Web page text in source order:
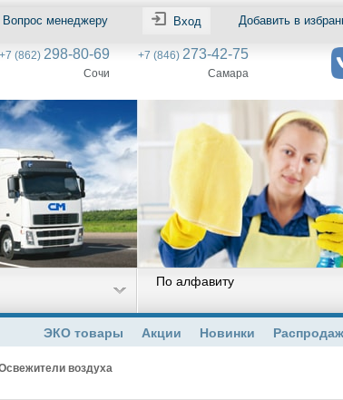
Вход Добавить в
Вопрос менеджеру
+7 (862) 298-80-69
Сочи
+7 (846) 273-42-75
Самара
По алфавиту
Новинки
Акции
ЭКО товары
воздуха